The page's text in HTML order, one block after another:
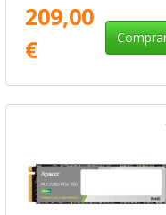
209,00
€